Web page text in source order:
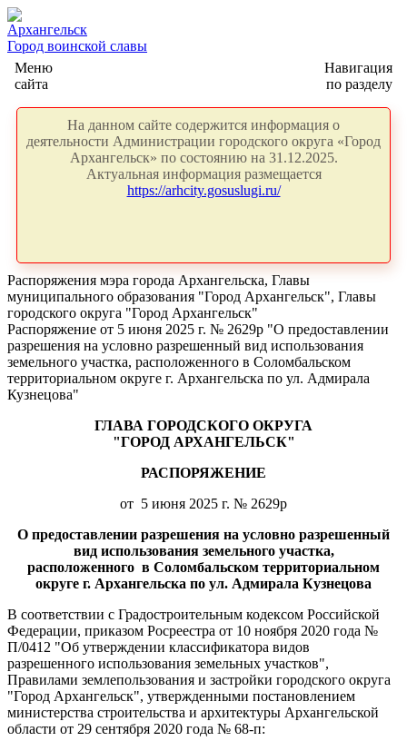
Архангельск
Город воинской славы
Меню
сайта
Навигация
по разделу
На данном сайте содержится информация о
деятельности Администрации городского округа «Город
Архангельск» по состоянию на 31.12.2025.
Актуальная информация размещается
https://arhcity.gosuslugi.ru/
Распоряжения мэра города Архангельска, Главы
муниципального образования "Город Архангельск", Главы
городского округа "Город Архангельск"
Распоряжение от 5 июня 2025 г. № 2629р "О предоставлении
разрешения на условно разрешенный вид использования
земельного участка, расположенного в Соломбальском
территориальном округе г. Архангельска по ул. Адмирала
Кузнецова"
ГЛАВА ГОРОДСКОГО ОКРУГА
"ГОРОД АРХАНГЕЛЬСК"
РАСПОРЯЖЕНИЕ
от 5 июня 2025 г. № 2629р
О предоставлении разрешения на условно разрешенный
вид использования земельного участка,
расположенного в Соломбальском территориальном
округе г. Архангельска по ул. Адмирала Кузнецова
В соответствии с Градостроительным кодексом Российской
Федерации, приказом Росреестра от 10 ноября 2020 года №
П/0412 "Об утверждении классификатора видов
разрешенного использования земельных участков",
Правилами землепользования и застройки городского округа
"Город Архангельск", утвержденными постановлением
министерства строительства и архитектуры Архангельской
области от 29 сентября 2020 года № 68-п: